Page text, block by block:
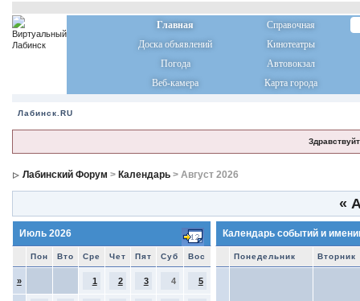
Главная
Справочная
Доска объявлений
Кинотеатры
Погода
Автовокзал
Веб-камера
Карта города
Лабинск.RU
Лабинский Форум > Календарь> Август 2026
«
Июль 2026
Пон Вто Сре Чет Пят Суб Вос
» 1 2 3 4 5
Календарь событий и
Понедельник Вторник